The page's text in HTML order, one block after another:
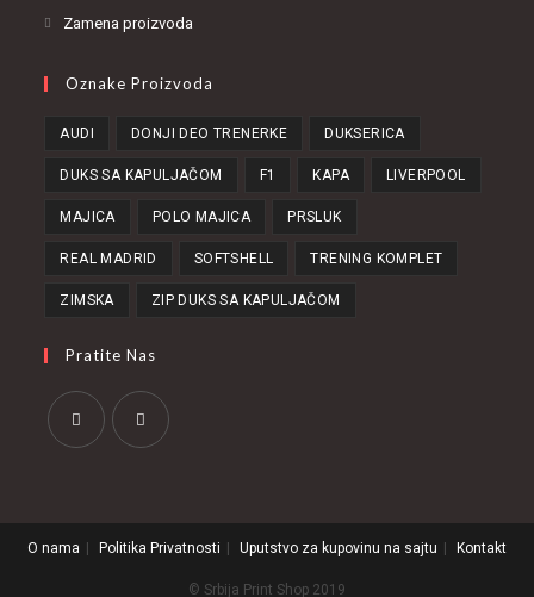
Zamena proizvoda
Oznake Proizvoda
AUDI DONJI DEO TRENERKE DUKSERICA
DUKS SA KAPULJAČOM F1 KAPA LIVERPOOL
MAJICA POLO MAJICA PRSLUK
REAL MADRID SOFTSHELL TRENING KOMPLET
ZIMSKA ZIP DUKS SA KAPULJAČOM
Pratite Nas
new
new
O nama Politika Privatnosti Uputstvo za kupovinu na sajtu Kontakt
© Srbija Print Shop 2019